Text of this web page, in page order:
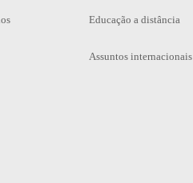
Educação a distância
Assuntos internacionais